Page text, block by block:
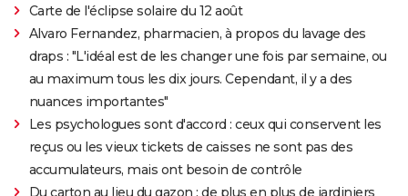
Carte de l'éclipse solaire du 12 août
Alvaro Fernandez, pharmacien, à propos du lavage des
draps : "L'idéal est de les changer une fois par semaine, ou
au maximum tous les dix jours. Cependant, il y a des
nuances importantes"
Les psychologues sont d'accord : ceux qui conservent les
reçus ou les vieux tickets de caisses ne sont pas des
accumulateurs, mais ont besoin de contrôle
Du carton au lieu du gazon : de plus en plus de jardiniers